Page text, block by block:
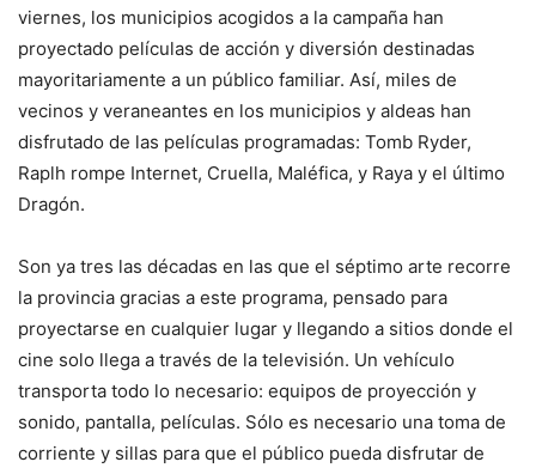
viernes, los municipios acogidos a la campaña han
proyectado películas de acción y diversión destinadas
mayoritariamente a un público familiar. Así, miles de
vecinos y veraneantes en los municipios y aldeas han
disfrutado de las películas programadas: Tomb Ryder,
Raplh rompe Internet, Cruella, Maléfica, y Raya y el último
Dragón.
Son ya tres las décadas en las que el séptimo arte recorre
la provincia gracias a este programa, pensado para
proyectarse en cualquier lugar y llegando a sitios donde el
cine solo llega a través de la televisión. Un vehículo
transporta todo lo necesario: equipos de proyección y
sonido, pantalla, películas. Sólo es necesario una toma de
corriente y sillas para que el público pueda disfrutar de